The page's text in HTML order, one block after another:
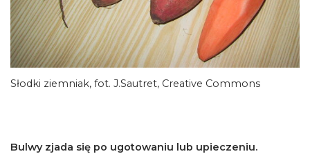
Słodki ziemniak, fot. J.Sautret, Creative Commons
Bulwy zjada się po ugotowaniu lub upieczeniu.